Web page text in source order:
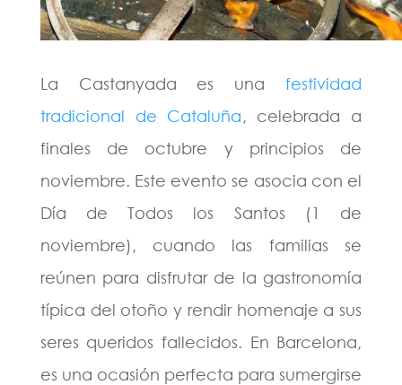
La Castanyada es unafestividad
tradicional de Cataluña, celebrada a
finales de octubre y principios de
noviembre. Este evento se asocia con el
Día de Todos los Santos (1 de
noviembre), cuando las familias se
reúnen para disfrutar de la gastronomía
típica del otoño y rendir homenaje a sus
seres queridos fallecidos. En Barcelona,
es una ocasión perfecta para sumergirse